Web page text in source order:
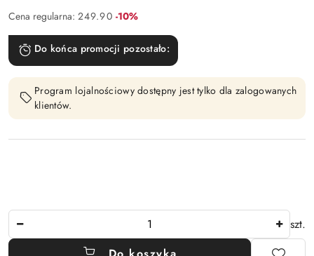
Cena regularna: 249.90 Rabat:
-10%
Do końca promocji pozostało:
Program lojalnościowy dostępny jest tylko dla zalogowanych
klientów.
szt.